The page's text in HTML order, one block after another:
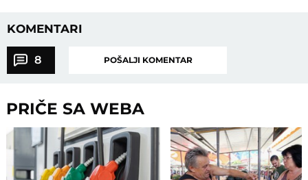
KOMENTARI
8 POŠALJI KOMENTAR
PRIČE SA WEBA